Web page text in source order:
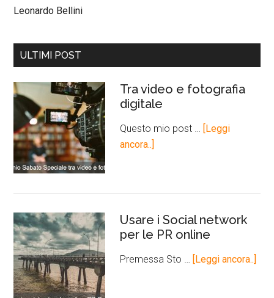
Leonardo Bellini
ULTIMI POST
Tra video e fotografia
digitale
Questo mio post … [Leggi
ancora..]
Usare i Social network
per le PR online
Premessa Sto … [Leggi ancora..]